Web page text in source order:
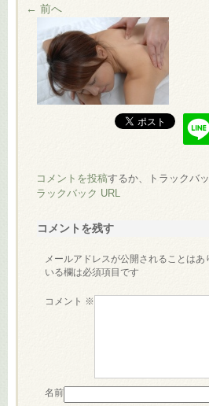
← 前へ
コメントを投稿するか、トラックバ
ラックバック URL
コメントを残す
メールアドレスが公開されることはあ
いる欄は必須項目です
コメント ※
名前